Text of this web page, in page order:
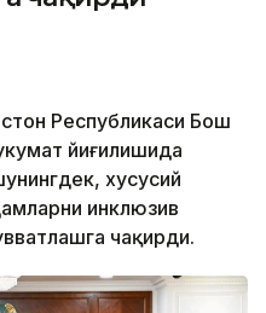
Республикаси Бош
йиғилишида
хусусий
инклюзив
чақирди.